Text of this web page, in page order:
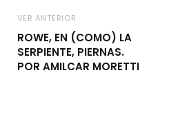
VER ANTERIOR
ROWE, EN (COMO) LA
SERPIENTE, PIERNAS.
POR AMILCAR MORETTI